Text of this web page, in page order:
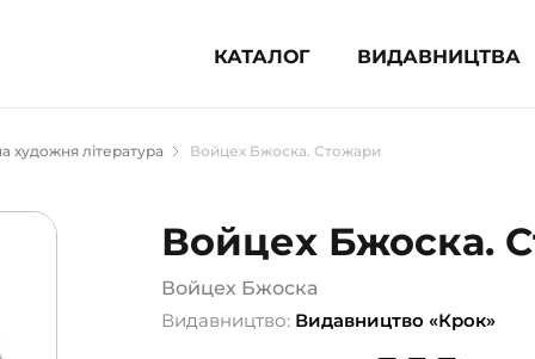
КАТАЛОГ ВИДАВНИЦТВА
література (1854)
для підлітків (240)
популярна література (1015)
література та посібники
довідники, словники
художня література Войцех Бжоска. Стожари
Войцех Бжоска.
Войцех Бжоска
Видавництво: Видавництво «Крок»